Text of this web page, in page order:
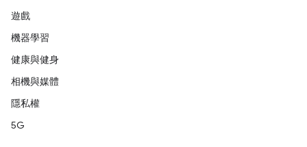
遊戲
機器學習
健康與健身
相機與媒體
隱私權
5G